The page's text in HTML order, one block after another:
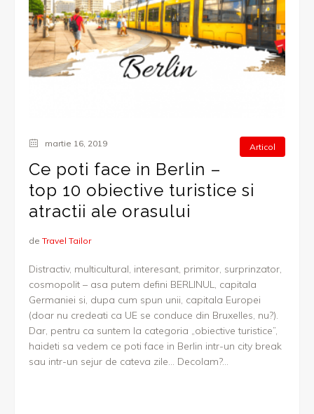
Articol
martie 16, 2019
Ce poti face in Berlin –
top 10 obiective turistice si
atractii ale orasului
de Travel Tailor
Distractiv, multicultural, interesant, primitor, surprinzator,
cosmopolit – asa putem defini BERLINUL, capitala
Germaniei si, dupa cum spun unii, capitala Europei
(doar nu credeati ca UE se conduce din Bruxelles, nu?).
Dar, pentru ca suntem la categoria „obiective turistice”,
haideti sa vedem ce poti face in Berlin intr-un city break
sau intr-un sejur de cateva zile… Decolam?...